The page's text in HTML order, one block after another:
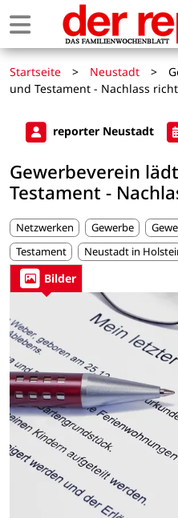
Startseite > Neustadt >
und Testament - Nachlass
reporter Neustadt
Gewerbeverein
Testament -
Netzwerken Gewerbe
Testament
Neustadt in
Bilder